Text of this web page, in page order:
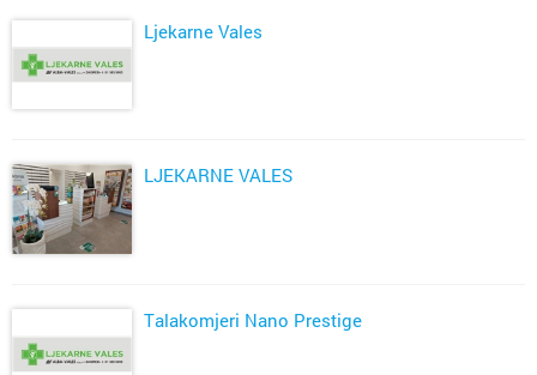
Ljekarne Vales
LJEKARNE VALES
Talakomjeri Nano Prestige